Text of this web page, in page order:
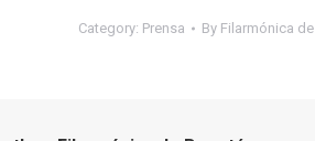
Category: Prensa By Filarmónica